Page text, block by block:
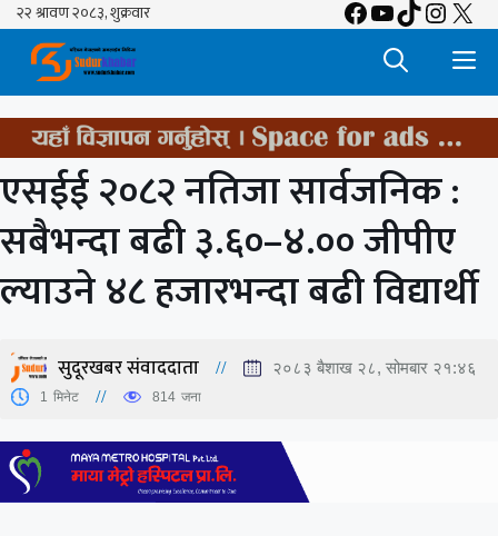
Skip
content
Facebook
YouTube
TikTok
X
एसईई २०८२ नतिजा सार्वजनिक :
सबैभन्दा बढी ३.६०–४.०० जीपीए
ल्याउने ४८ हजारभन्दा बढी विद्यार्थी
सुदूरखबर संवाददाता २०८३ बैशाख २८, सोमबार २१:४६
1 मिनेट 814 जना